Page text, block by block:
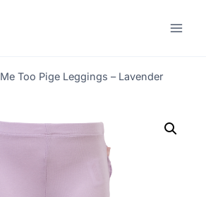
Me Too Pige Leggings – Lavender